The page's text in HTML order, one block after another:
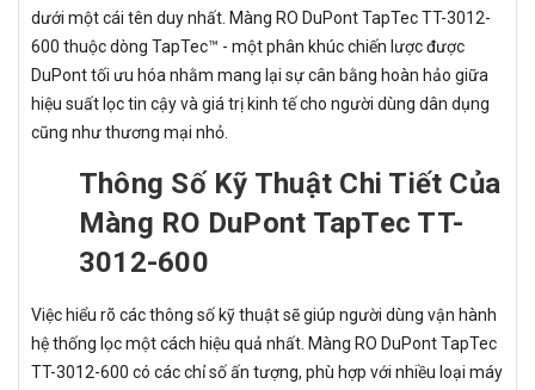
dưới một cái tên duy nhất. Màng RO DuPont TapTec TT-3012-
600 thuộc dòng TapTec™ - một phân khúc chiến lược được
DuPont tối ưu hóa nhằm mang lại sự cân bằng hoàn hảo giữa
hiệu suất lọc tin cậy và giá trị kinh tế cho người dùng dân dụng
cũng như thương mại nhỏ.
Thông Số Kỹ Thuật Chi Tiết Của
Màng RO DuPont TapTec TT-
3012-600
Việc hiểu rõ các thông số kỹ thuật sẽ giúp người dùng vận hành
hệ thống lọc một cách hiệu quả nhất. Màng RO DuPont TapTec
TT-3012-600 có các chỉ số ấn tượng, phù hợp với nhiều loại máy